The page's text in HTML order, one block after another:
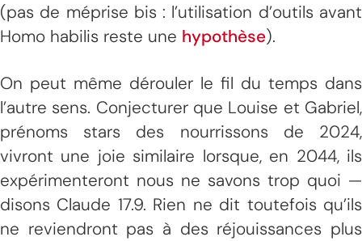
(pas de méprise bis : l’utilisation d’outils avant
Homo habilis reste une hypothèse).
On peut même dérouler le fil du temps dans
l’autre sens. Conjecturer que Louise et Gabriel,
prénoms stars des nourrissons de 2024,
vivront une joie similaire lorsque, en 2044, ils
expérimenteront nous ne savons trop quoi —
disons Claude 17.9. Rien ne dit toutefois qu’ils
ne reviendront pas à des réjouissances plus